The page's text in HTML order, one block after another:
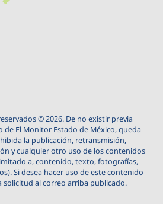
© 2026. De no existir previa
El Monitor Estado de México, queda
la publicación, retransmisión,
y cualquier otro uso de los contenidos
a, contenido, texto, fotografías,
Si desea hacer uso de este contenido
solicitud al correo arriba publicado.